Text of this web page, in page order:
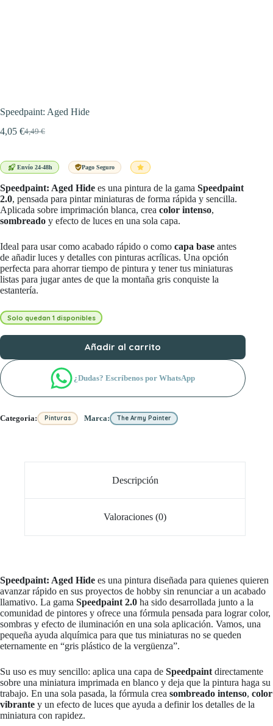
Speedpaint: Aged Hide
4,49€
El
era:
4,05 €El
es:
Envío 24-48h Pago Seguro
Speedpaint: Aged Hide es una pintura de la gama Speedpaint
2.0, pensada para pintar miniaturas de forma rápida y sencilla.
Aplicada sobre imprimación blanca, crea color intenso,
sombreado y efecto de luces en una sola capa.
Ideal para usar como acabado rápido o como capa base antes
de añadir luces y detalles con pinturas acrílicas. Una opción
perfecta para ahorrar tiempo de pintura y tener tus miniaturas
listas para jugar antes de que la montaña gris conquiste la
estantería.
Solo quedan 1 disponibles
Añadir al carrito
¿Dudas? Escríbenos por WhatsApp
Categoria: Pinturas Marca: The Army Painter
Descripción
Valoraciones (0)
Speedpaint: Aged Hide es una pintura diseñada para quienes quieren
avanzar rápido en sus proyectos de hobby sin renunciar a un acabado
llamativo. La gama Speedpaint 2.0 ha sido desarrollada junto a la
comunidad de pintores y ofrece una fórmula pensada para lograr color,
sombras y efecto de iluminación en una sola aplicación. Vamos, una
pequeña ayuda alquímica para que tus miniaturas no se queden
eternamente en “gris plástico de la vergüenza”.
Su uso es muy sencillo: aplica una capa de Speedpaint directamente
sobre una miniatura imprimada en blanco y deja que la pintura haga su
trabajo. En una sola pasada, la fórmula crea sombreado intenso, color
vibrante y un efecto de luces que ayuda a definir los detalles de la
miniatura con rapidez.